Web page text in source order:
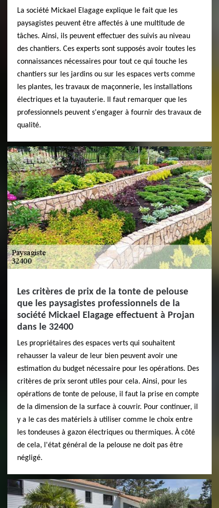
La société Mickael Elagage explique le fait que les
paysagistes peuvent être affectés à une multitude de
tâches. Ainsi, ils peuvent effectuer des suivis au niveau
des chantiers. Ces experts sont supposés avoir toutes les
connaissances nécessaires pour tout ce qui touche les
chantiers sur les jardins ou sur les espaces verts comme
les plantes, les travaux de maçonnerie, les installations
électriques et la tuyauterie. Il faut remarquer que les
professionnels peuvent s'engager à fournir des travaux de
qualité.
Les critères de prix de la tonte de pelouse
que les paysagistes professionnels de la
société Mickael Elagage effectuent à Projan
dans le 32400
Les propriétaires des espaces verts qui souhaitent
rehausser la valeur de leur bien peuvent avoir une
estimation du budget nécessaire pour les opérations. Des
critères de prix seront utiles pour cela. Ainsi, pour les
opérations de tonte de pelouse, il faut la prise en compte
de la dimension de la surface à couvrir. Pour continuer, il
y a le cas des matériels à utiliser comme le choix entre
les tondeuses à gazon électriques ou thermiques. À côté
de cela, l'état général de la pelouse ne doit pas être
négligé.